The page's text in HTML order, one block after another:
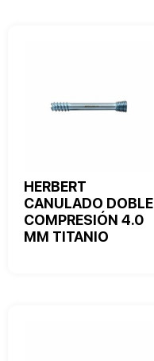
HERBERT
CANULADO DOBLE
COMPRESIÓN 4.0
MM TITANIO